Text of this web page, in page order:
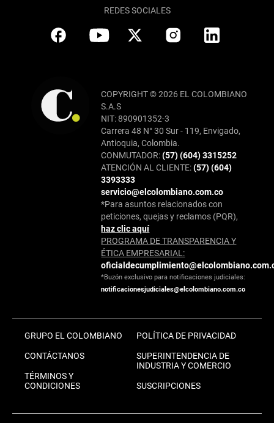
REDES SOCIALES
COPYRIGHT © 2026 EL COLOMBIANO
S.A.S
NIT: 890901352-3
Carrera 48 N° 30 Sur - 119, Envigado,
Antioquia, Colombia.
CONMUTADOR:(57) (604) 3315252
ATENCIÓN AL CLIENTE:(57) (604)
3393333
servicio@elcolombiano.com.co
*Para asuntos relacionados con
peticiones, quejas y reclamos (PQR),
haz clic aquí
PROGRAMA DE TRANSPARENCIA Y
ÉTICA EMPRESARIAL:
*Buzón exclusivo para notificaciones judiciales:
notificacionesjudiciales@elcolombiano.com.co
GRUPO EL COLOMBIANO
CONTÁCTANOS
TÉRMINOS Y
CONDICIONES
POLÍTICA DE PRIVACIDAD
SUPERINTENDENCIA DE
INDUSTRIA Y COMERCIO
SUSCRIPCIONES